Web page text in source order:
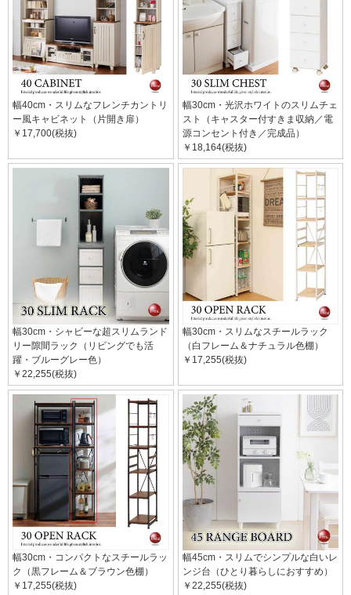
幅40cm・スリムなフレンチカントリ
ー風キャビネット（片開き扉）
￥17,700(税抜)
幅30cm・光沢ホワイトのスリムチェ
スト（キャスター付すきま収納／電
源コンセント付き／完成品）
￥18,164(税抜)
幅30cm・シャビーな超スリムランド
リー隙間ラック（リビングでも活
躍・ブルーグレー色）
￥22,255(税抜)
幅30cm・スリムなスチールラック
（白フレーム＆ナチュラル色棚）
￥17,255(税抜)
幅30cm・コンパクトなスチールラッ
ク（黒フレーム＆ブラウン色棚）
￥17,255(税抜)
幅45cm・スリムでシンプルな白いレ
ンジ台（ひとり暮らしにおすすめ）
￥22,255(税抜)